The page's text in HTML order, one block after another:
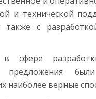
и технической
также с
в сфере
были
наиболее верные